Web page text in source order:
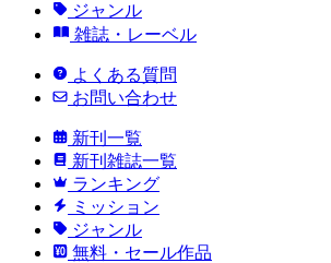
ジャンル
雑誌・レーベル
よくある質問
お問い合わせ
新刊一覧
新刊雑誌一覧
ランキング
ミッション
ジャンル
無料・セール作品